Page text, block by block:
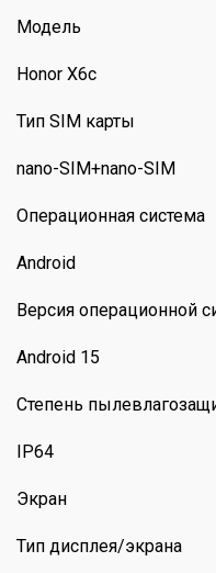
Модель
Honor X6c
Тип SIM карты
nano-SIM+nano-SIM
Операционная система
Android
Версия операционной
Android 15
Степень
IP64
Экран
Тип дисплея/экрана